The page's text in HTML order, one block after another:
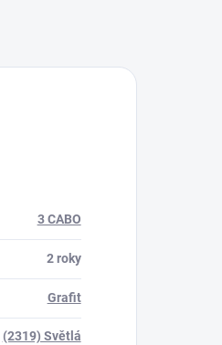
3 CABO
2 roky
Grafit
(2319) Světlá